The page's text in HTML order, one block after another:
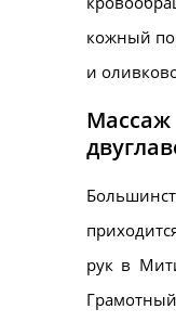
кожный
и
рук в